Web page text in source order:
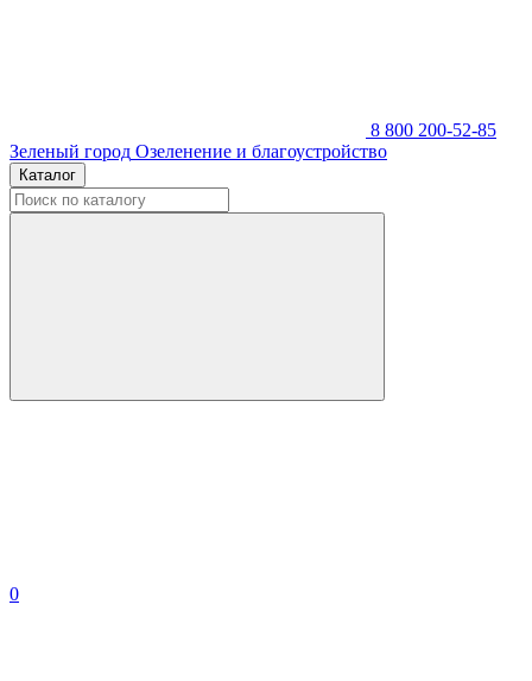
8 800 200-52-85
Зеленый город Озеленение и благоустройство
Каталог
0